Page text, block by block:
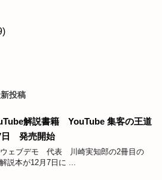
投稿
解説書籍 YouTube 集客の王道
発売開始
ウェブデモ 代表 川崎実知郎の2冊目の
説本が12月7日に ...